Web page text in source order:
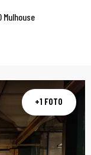
Mulhouse
+1 FOTO